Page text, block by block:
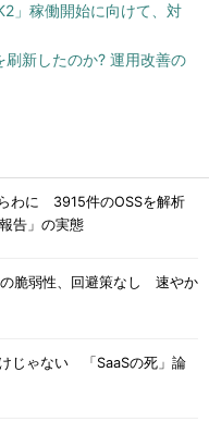
」稼働開始に向けて、対
新したのか? 運用改善の
わに 3915件のOSSを解析
告」の実態
脆弱性、回避策なし 速やか
じゃない 「SaaSの死」論